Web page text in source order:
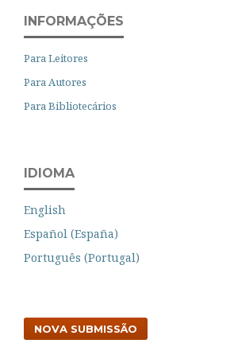
INFORMAÇÕES
Para Leitores
Para Autores
Para Bibliotecários
IDIOMA
English
Español (España)
Português (Portugal)
NOVA SUBMISSÃO